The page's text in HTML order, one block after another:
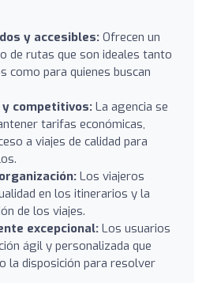
y accesibles: Ofrecen un
de rutas que son ideales tanto
como para quienes buscan
competitivos: La agencia se
tarifas económicas,
a viajes de calidad para
Los viajeros
en los itinerarios y la
de los viajes.
excepcional: Los usuarios
ágil y personalizada que
la disposición para resolver